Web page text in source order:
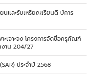
นและรับเหรียญเรียนดี ปีการ
ะเจาะจง โครงการจัดซื้อครุภัณฑ์
งาน 204/27
ประจำปี 2568